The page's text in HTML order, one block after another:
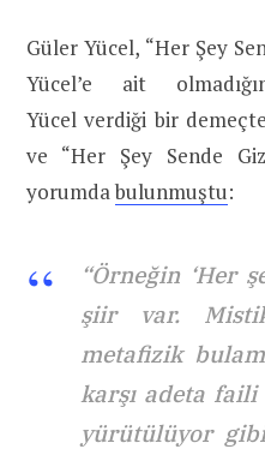
Güler Yücel, “Her Şey
Yücel’e ait
Yücel verdiği bir
ve “Her Şey Sende
yorumdabulunmuştu:
“Örneğin ‘Her
şiir var.
metafizik
karşı adeta
yürütülüyor